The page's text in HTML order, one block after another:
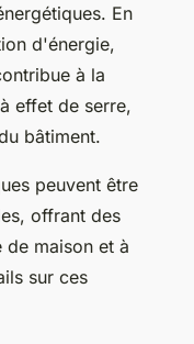
En
d'énergie,
à la
effet de serre,
bâtiment.
peuvent être
offrant des
de maison et à
sur ces